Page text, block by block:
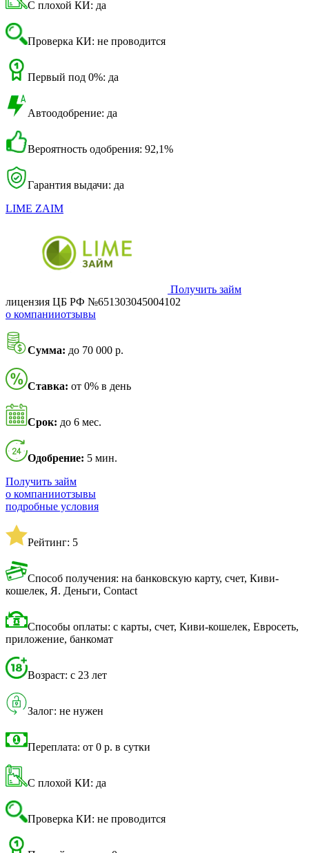
С плохой КИ: да
Проверка КИ: не проводится
Первый под 0%: да
Автоодобрение: да
Вероятность одобрения: 92,1%
Гарантия выдачи: да
LIME ZAIM
Получить займ
лицензия ЦБ РФ №651303045004102
о компанииотзывы
Сумма: до 70 000 р.
Ставка: от 0% в день
Срок: до 6 мес.
Одобрение: 5 мин.
Получить займ
о компанииотзывы
подробные условия
Рейтинг: 5
Способ получения: на банковскую карту, счет, Киви-
кошелек, Я. Деньги, Contact
Способы оплаты: с карты, счет, Киви-кошелек, Евросеть,
приложение, банкомат
Возраст: с 23 лет
Залог: не нужен
Переплата: от 0 р. в сутки
С плохой КИ: да
Проверка КИ: не проводится